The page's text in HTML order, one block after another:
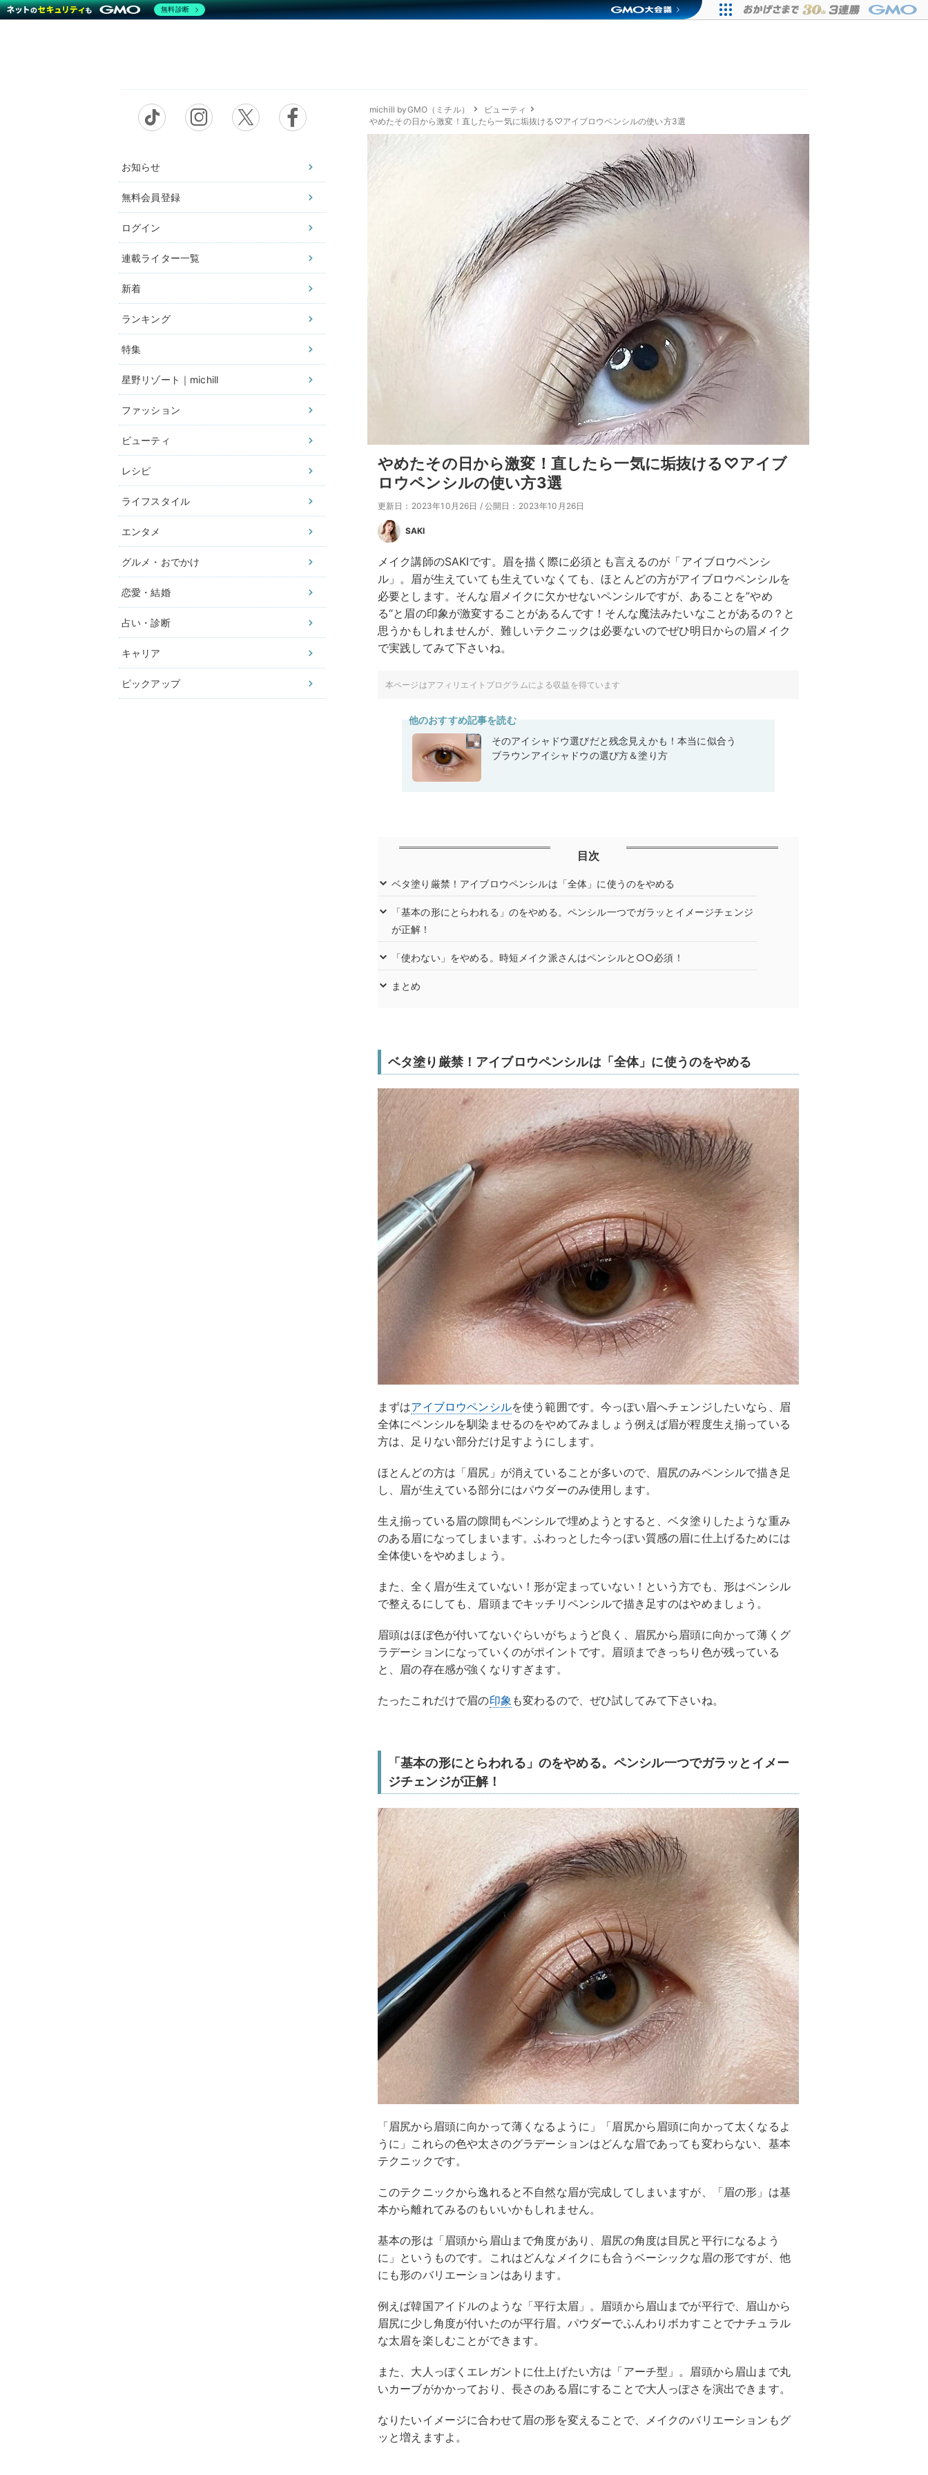
お知らせ
無料会員登録
ログイン
連載ライター一覧
新着
ランキング
特集
星野リゾート｜michill
ファッション
ビューティ
レシピ
ライフスタイル
エンタメ
グルメ・おでかけ
恋愛・結婚
占い・診断
キャリア
ピックアップ
michill byGMO（ミチル）
ビューティ
やめたその日から激変！直したら一気に垢抜ける♡アイブロウペンシルの使い方3選
やめたその日から激変！直したら一気に垢抜ける♡アイブ
ロウペンシルの使い方3選
更新日：2023年10月26日 / 公開日：2023年10月26日
SAKI
メイク講師のSAKIです。眉を描く際に必須とも言えるのが「アイブロウペンシ
ル」。眉が生えていても生えていなくても、ほとんどの方がアイブロウペンシルを
必要とします。そんな眉メイクに欠かせないペンシルですが、あることを”やめ
る“と眉の印象が激変することがあるんです！そんな魔法みたいなことがあるの？と
思うかもしれませんが、難しいテクニックは必要ないのでぜひ明日からの眉メイク
で実践してみて下さいね。
本ページはアフィリエイトプログラムによる収益を得ています
他のおすすめ記事を読む
そのアイシャドウ選びだと残念見えかも！本当に似合う
ブラウンアイシャドウの選び方＆塗り方
目次
ベタ塗り厳禁！アイブロウペンシルは「全体」に使うのをやめる
「基本の形にとらわれる」のをやめる。ペンシル一つでガラッとイメージチェンジ
が正解！
「使わない」をやめる。時短メイク派さんはペンシルと○○必須！
まとめ
ベタ塗り厳禁！アイブロウペンシルは「全体」に使うのをやめる
まずはアイブロウペンシルを使う範囲です。今っぽい眉へチェンジしたいなら、眉
全体にペンシルを馴染ませるのをやめてみましょう例えば眉が程度生え揃っている
方は、足りない部分だけ足すようにします。
ほとんどの方は「眉尻」が消えていることが多いので、眉尻のみペンシルで描き足
し、眉が生えている部分にはパウダーのみ使用します。
生え揃っている眉の隙間もペンシルで埋めようとすると、ベタ塗りしたような重み
のある眉になってしまいます。ふわっとした今っぽい質感の眉に仕上げるためには
全体使いをやめましょう。
また、全く眉が生えていない！形が定まっていない！という方でも、形はペンシル
で整えるにしても、眉頭までキッチリペンシルで描き足すのはやめましょう。
眉頭はほぼ色が付いてないぐらいがちょうど良く、眉尻から眉頭に向かって薄くグ
ラデーションになっていくのがポイントです。眉頭まできっちり色が残っている
と、眉の存在感が強くなりすぎます。
たったこれだけで眉の印象 も変わるので、ぜひ試してみて下さいね。
「基本の形にとらわれる」のをやめる。ペンシル一つでガラッとイメー
ジチェンジが正解！
「眉尻から眉頭に向かって薄くなるように」「眉尻から眉頭に向かって太くなるよ
うに」これらの色や太さのグラデーションはどんな眉であっても変わらない、基本
テクニックです。
このテクニックから逸れると不自然な眉が完成してしまいますが、「眉の形」は基
本から離れてみるのもいいかもしれません。
基本の形は「眉頭から眉山まで角度があり、眉尻の角度は目尻と平行になるよう
に」というものです。これはどんなメイクにも合うベーシックな眉の形ですが、他
にも形のバリエーションはあります。
例えば韓国アイドルのような「平行太眉」。眉頭から眉山までが平行で、眉山から
眉尻に少し角度が付いたのが平行眉。パウダーでふんわりボカすことでナチュラル
な太眉を楽しむことができます。
また、大人っぽくエレガントに仕上げたい方は「アーチ型」。眉頭から眉山まで丸
いカーブがかかっており、長さのある眉にすることで大人っぽさを演出できます。
なりたいイメージに合わせて眉の形を変えることで、メイクのバリエーションもグ
ッと増えますよ。
無料診断